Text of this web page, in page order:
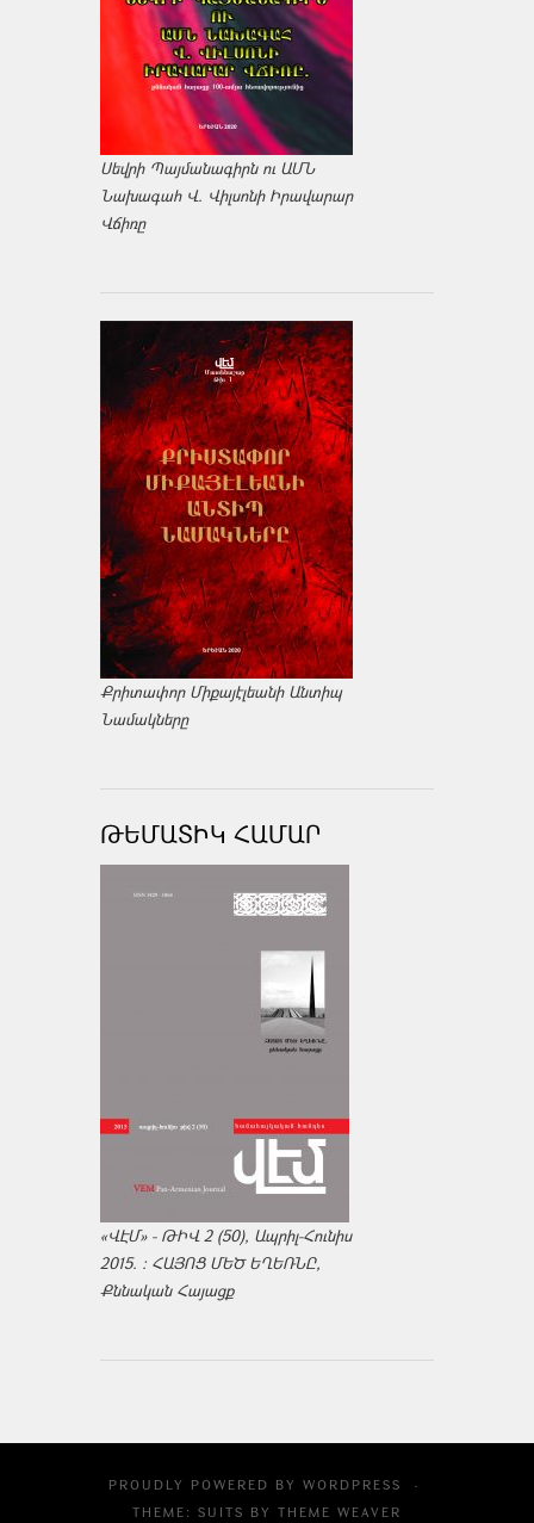
Սեվրի Պայմանագիրն ու ԱՄՆ
Նախագահ Վ. Վիլսոնի Իրավարար
Վճիռը
Քրիտափոր Միքայէլեանի Անտիպ
Նամակները
ԹԵՄԱՏԻԿ ՀԱՄԱՐ
«ՎԷՄ» - ԹԻՎ 2 (50), Ապրիլ-Հունիս
2015. : ՀԱՅՈՑ ՄԵԾ ԵՂԵՌՆԸ,
Քննական Հայացք
PROUDLY POWERED BY WORDPRESS
·
THEME: SUITS BY THEME WEAVER